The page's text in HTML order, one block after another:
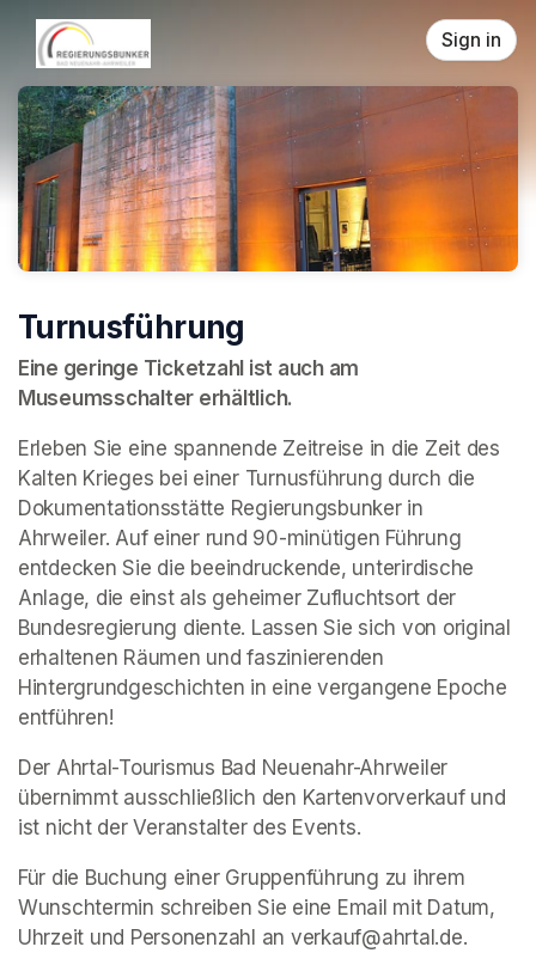
Skip header
Sign in
Turnusführung
Eine geringe Ticketzahl ist auch am
Museumsschalter erhältlich.
Erleben Sie eine spannende Zeitreise in die Zeit des
Kalten Krieges bei einer Turnusführung durch die
Dokumentationsstätte Regierungsbunker in
Ahrweiler. Auf einer rund 90-minütigen Führung
entdecken Sie die beeindruckende, unterirdische
Anlage, die einst als geheimer Zufluchtsort der
Bundesregierung diente. Lassen Sie sich von original
erhaltenen Räumen und faszinierenden
Hintergrundgeschichten in eine vergangene Epoche
entführen!
Der Ahrtal-Tourismus Bad Neuenahr-Ahrweiler
übernimmt ausschließlich den Kartenvorverkauf und
ist nicht der Veranstalter des Events.
Für die Buchung einer Gruppenführung zu ihrem
Wunschtermin schreiben Sie eine Email mit Datum,
Uhrzeit und Personenzahl an verkauf@ahrtal.de.